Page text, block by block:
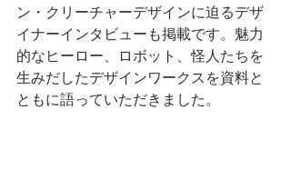
ン・クリーチャーデザインに迫るデザ
イナーインタビューも掲載です。魅力
的なヒーロー、ロボット、怪人たちを
生みだしたデザインワークスを資料と
ともに語っていただきました。